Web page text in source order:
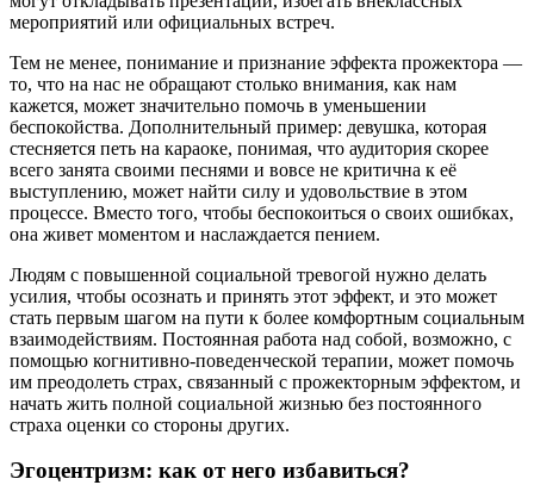
мероприятий или официальных встреч.
Тем не менее, понимание и признание эффекта прожектора —
то, что на нас не обращают столько внимания, как нам
кажется, может значительно помочь в уменьшении
беспокойства. Дополнительный пример: девушка, которая
стесняется петь на караоке, понимая, что аудитория скорее
всего занята своими песнями и вовсе не критична к её
выступлению, может найти силу и удовольствие в этом
процессе. Вместо того, чтобы беспокоиться о своих ошибках,
она живет моментом и наслаждается пением.
Людям с повышенной социальной тревогой нужно делать
усилия, чтобы осознать и принять этот эффект, и это может
стать первым шагом на пути к более комфортным социальным
взаимодействиям. Постоянная работа над собой, возможно, с
помощью когнитивно-поведенческой терапии, может помочь
им преодолеть страх, связанный с прожекторным эффектом, и
начать жить полной социальной жизнью без постоянного
страха оценки со стороны других.
Эгоцентризм: как от него избавиться?